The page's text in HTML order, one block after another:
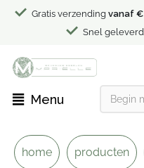
Gratis verzending vanaf €
Snel geleverd
Menu
home producten